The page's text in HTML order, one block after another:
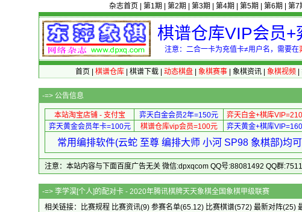
杂志首页 第1期 第2期 第3期 第4期 第5期 第6期 第7
棋谱仓库VIP会员
注意：二合一卡为充值卡≠用户名，需要在
首页 棋谱仓库| 棋谱下载| 动态棋盘| 象棋赛事| 象棋资讯| 象棋视频
-=> 公告信息
本站淘宝店铺 - 支付宝 弈天白金会员2年=150元 弈天白金+棋库
弈天黄金会员年卡=100元
棋谱仓库vip会员=100元 弈天黄金+棋库
常用编排软件(云蛇 至尊 编排大师 小河 SP98 象棋部)均
注意：本站内容与下面百度广告无关 微信:dpxqcom QQ号:88081492 QQ群
-=> 李学淏[个人]的配对卡 - 2020年腾讯棋牌天天象棋
相关链接：
比赛规程 比赛资讯(9) 参赛名单(65.12) 比赛棋谱(572) 最新对阵(25)